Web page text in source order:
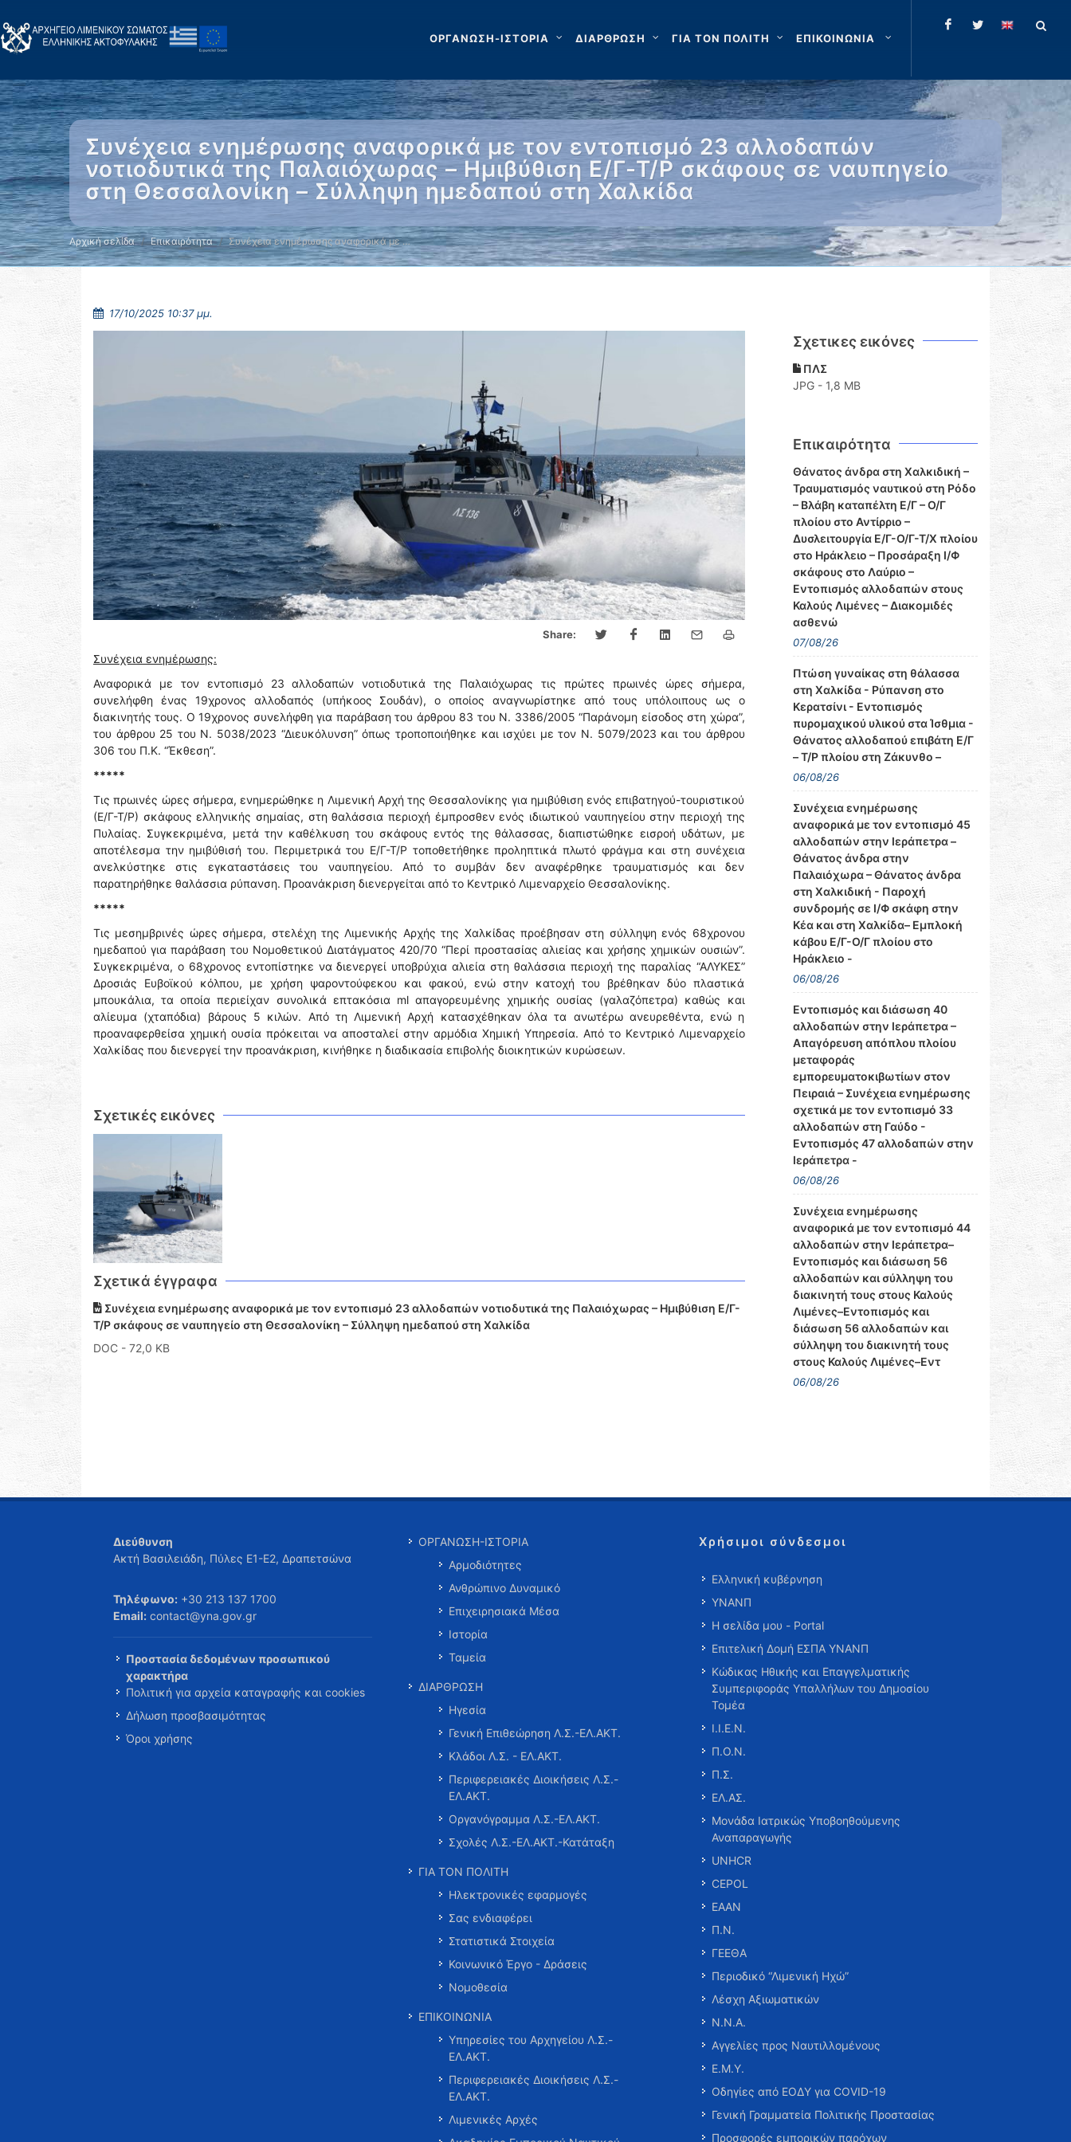
ΟΡΓΑΝΩΣΗ-ΙΣΤΟΡΙΑ ΔΙΑΡΘΡΩΣΗ ΓΙΑ ΤΟΝ ΠΟΛΙΤΗ ΕΠΙΚΟΙΝΩΝΙΑ
Συνέχεια ενημέρωσης αναφορικά με τον εντοπισμό 23 αλλοδαπών
νοτιοδυτικά της Παλαιόχωρας – Ημιβύθιση Ε/Γ-Τ/Ρ σκάφους σε ναυπηγείο
στη Θεσσαλονίκη – Σύλληψη ημεδαπού στη Χαλκίδα
Αρχική σελίδα Επικαιρότητα Συνέχεια ενημέρωσης αναφορικά με …
17/10/2025 10:37 μμ.
Share:
Συνέχεια ενημέρωσης:
Αναφορικά με τον εντοπισμό 23 αλλοδαπών νοτιοδυτικά της Παλαιόχωρας τις πρώτες πρωινές ώρες σήμερα,
συνελήφθη ένας 19χρονος αλλοδαπός (υπήκοος Σουδάν), ο οποίος αναγνωρίστηκε από τους υπόλοιπους ως ο
διακινητής τους. Ο 19χρονος συνελήφθη για παράβαση του άρθρου 83 του Ν. 3386/2005 “Παράνομη είσοδος στη χώρα”,
του άρθρου 25 του Ν. 5038/2023 “Διευκόλυνση” όπως τροποποιήθηκε και ισχύει με τον Ν. 5079/2023 και του άρθρου
306 του Π.Κ. “Έκθεση”.
*****
Τις πρωινές ώρες σήμερα, ενημερώθηκε η Λιμενική Αρχή της Θεσσαλονίκης για ημιβύθιση ενός επιβατηγού-τουριστικού
(Ε/Γ-Τ/Ρ) σκάφους ελληνικής σημαίας, στη θαλάσσια περιοχή έμπροσθεν ενός ιδιωτικού ναυπηγείου στην περιοχή της
Πυλαίας. Συγκεκριμένα, μετά την καθέλκυση του σκάφους εντός της θάλασσας, διαπιστώθηκε εισροή υδάτων, με
αποτέλεσμα την ημιβύθισή του. Περιμετρικά του Ε/Γ-Τ/Ρ τοποθετήθηκε προληπτικά πλωτό φράγμα και στη συνέχεια
ανελκύστηκε στις εγκαταστάσεις του ναυπηγείου. Από το συμβάν δεν αναφέρθηκε τραυματισμός και δεν
παρατηρήθηκε θαλάσσια ρύπανση. Προανάκριση διενεργείται από το Κεντρικό Λιμεναρχείο Θεσσαλονίκης.
*****
Τις μεσημβρινές ώρες σήμερα, στελέχη της Λιμενικής Αρχής της Χαλκίδας προέβησαν στη σύλληψη ενός 68χρονου
ημεδαπού για παράβαση του Νομοθετικού Διατάγματος 420/70 “Περί προστασίας αλιείας και χρήσης χημικών ουσιών”.
Συγκεκριμένα, ο 68χρονος εντοπίστηκε να διενεργεί υποβρύχια αλιεία στη θαλάσσια περιοχή της παραλίας “ΑΛΥΚΕΣ”
Δροσιάς Ευβοϊκού κόλπου, με χρήση ψαροντούφεκου και φακού, ενώ στην κατοχή του βρέθηκαν δύο πλαστικά
μπουκάλια, τα οποία περιείχαν συνολικά επτακόσια ml απαγορευμένης χημικής ουσίας (γαλαζόπετρα) καθώς και
αλίευμα (χταπόδια) βάρους 5 κιλών. Από τη Λιμενική Αρχή κατασχέθηκαν όλα τα ανωτέρω ανευρεθέντα, ενώ η
προαναφερθείσα χημική ουσία πρόκειται να αποσταλεί στην αρμόδια Χημική Υπηρεσία. Από το Κεντρικό Λιμεναρχείο
Χαλκίδας που διενεργεί την προανάκριση, κινήθηκε η διαδικασία επιβολής διοικητικών κυρώσεων.
Σχετικές εικόνες
Σχετικά έγγραφα
Συνέχεια ενημέρωσης αναφορικά με τον εντοπισμό 23 αλλοδαπών νοτιοδυτικά της Παλαιόχωρας – Ημιβύθιση Ε/Γ-
Τ/Ρ σκάφους σε ναυπηγείο στη Θεσσαλονίκη – Σύλληψη ημεδαπού στη Χαλκίδα
DOC - 72,0 KB
Σχετικες εικόνες
ΠΛΣ
JPG - 1,8 MB
Επικαιρότητα
Θάνατος άνδρα στη Χαλκιδική –
Τραυματισμός ναυτικού στη Ρόδο
– Βλάβη καταπέλτη Ε/Γ – Ο/Γ
πλοίου στο Αντίρριο –
Δυσλειτουργία Ε/Γ-Ο/Γ-Τ/Χ πλοίου
στο Ηράκλειο – Προσάραξη Ι/Φ
σκάφους στο Λαύριο –
Εντοπισμός αλλοδαπών στους
Καλούς Λιμένες – Διακομιδές
ασθενώ
07/08/26
Πτώση γυναίκας στη θάλασσα
στη Χαλκίδα - Ρύπανση στο
Κερατσίνι - Εντοπισμός
πυρομαχικού υλικού στα Ίσθμια -
Θάνατος αλλοδαπού επιβάτη Ε/Γ
– Τ/Ρ πλοίου στη Ζάκυνθο –
06/08/26
Συνέχεια ενημέρωσης
αναφορικά με τον εντοπισμό 45
αλλοδαπών στην Ιεράπετρα –
Θάνατος άνδρα στην
Παλαιόχωρα – Θάνατος άνδρα
στη Χαλκιδική - Παροχή
συνδρομής σε Ι/Φ σκάφη στην
Κέα και στη Χαλκίδα– Εμπλοκή
κάβου Ε/Γ-Ο/Γ πλοίου στο
Ηράκλειο -
06/08/26
Εντοπισμός και διάσωση 40
αλλοδαπών στην Ιεράπετρα –
Απαγόρευση απόπλου πλοίου
μεταφοράς
εμπορευματοκιβωτίων στον
Πειραιά – Συνέχεια ενημέρωσης
σχετικά με τον εντοπισμό 33
αλλοδαπών στη Γαύδο -
Εντοπισμός 47 αλλοδαπών στην
Ιεράπετρα -
06/08/26
Συνέχεια ενημέρωσης
αναφορικά με τον εντοπισμό 44
αλλοδαπών στην Ιεράπετρα–
Εντοπισμός και διάσωση 56
αλλοδαπών και σύλληψη του
διακινητή τους στους Καλούς
Λιμένες–Εντοπισμός και
διάσωση 56 αλλοδαπών και
σύλληψη του διακινητή τους
στους Καλούς Λιμένες–Εντ
06/08/26
Διεύθυνση
Ακτή Βασιλειάδη, Πύλες Ε1-Ε2, Δραπετσώνα
Τηλέφωνο: +30 213 137 1700
Email: contact@yna.gov.gr
Προστασία δεδομένων προσωπικού
χαρακτήρα
Πολιτική για αρχεία καταγραφής και cookies
Δήλωση προσβασιμότητας
Όροι χρήσης
ΟΡΓΑΝΩΣΗ-ΙΣΤΟΡΙΑ
Αρμοδιότητες
Ανθρώπινο Δυναμικό
Επιχειρησιακά Μέσα
Ιστορία
Ταμεία
ΔΙΑΡΘΡΩΣΗ
Ηγεσία
Γενική Επιθεώρηση Λ.Σ.-ΕΛ.ΑΚΤ.
Κλάδοι Λ.Σ. - ΕΛ.ΑΚΤ.
Περιφερειακές Διοικήσεις Λ.Σ.-
ΕΛ.ΑΚΤ.
Οργανόγραμμα Λ.Σ.-ΕΛ.ΑΚΤ.
Σχολές Λ.Σ.-ΕΛ.ΑΚΤ.-Κατάταξη
ΓΙΑ ΤΟΝ ΠΟΛΙΤΗ
Ηλεκτρονικές εφαρμογές
Σας ενδιαφέρει
Στατιστικά Στοιχεία
Κοινωνικό Έργο - Δράσεις
Νομοθεσία
ΕΠΙΚΟΙΝΩΝΙΑ
Υπηρεσίες του Αρχηγείου Λ.Σ.-
ΕΛ.ΑΚΤ.
Περιφερειακές Διοικήσεις Λ.Σ.-
ΕΛ.ΑΚΤ.
Λιμενικές Αρχές
Χρήσιμοι σύνδεσμοι
Ελληνική κυβέρνηση
ΥΝΑΝΠ
Η σελίδα μου - Portal
Επιτελική Δομή ΕΣΠΑ ΥΝΑΝΠ
Κώδικας Ηθικής και Επαγγελματικής
Συμπεριφοράς Υπαλλήλων του Δημοσίου
Τομέα
Ι.Ι.Ε.Ν.
Π.Ο.Ν.
Π.Σ.
ΕΛ.ΑΣ.
Μονάδα Ιατρικώς Υποβοηθούμενης
Αναπαραγωγής
UNHCR
CEPOL
ΕΑΑΝ
Π.Ν.
ΓΕΕΘΑ
Περιοδικό “Λιμενική Ηχώ”
Λέσχη Αξιωματικών
Ν.Ν.Α.
Αγγελίες προς Ναυτιλλομένους
Ε.Μ.Υ.
Οδηγίες από ΕΟΔΥ για COVID-19
Γενική Γραμματεία Πολιτικής Προστασίας
Προσφορές εμπορικών παρόχων